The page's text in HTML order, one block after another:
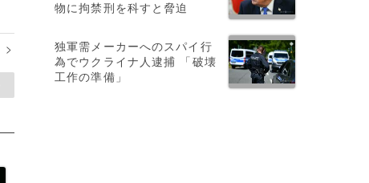
>
物に拘禁刑を科すと脅迫
独軍需メーカーへのスパイ行
為でウクライナ人逮捕 「破壊
工作の準備」